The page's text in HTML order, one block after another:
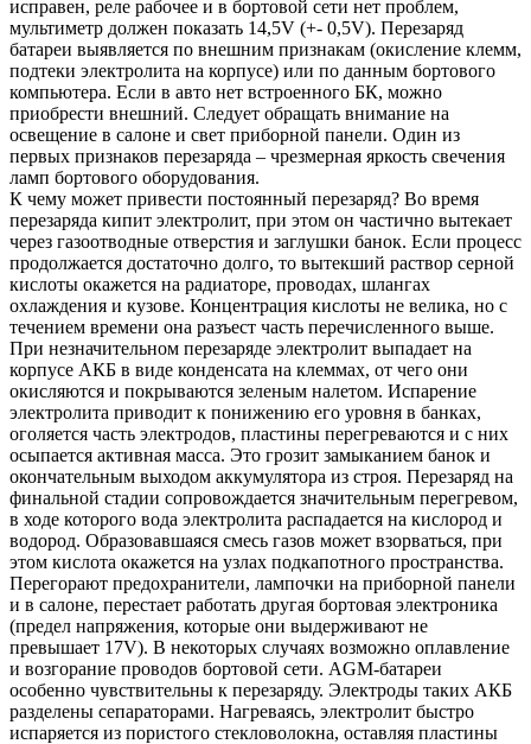
исправен, реле рабочее и в бортовой сети нет проблем,
мультиметр должен показать 14,5V (+- 0,5V). Перезаряд
батареи выявляется по внешним признакам (окисление клемм,
подтеки электролита на корпусе) или по данным бортового
компьютера. Если в авто нет встроенного БК, можно
приобрести внешний. Следует обращать внимание на
освещение в салоне и свет приборной панели. Один из
первых признаков перезаряда – чрезмерная яркость свечения
ламп бортового оборудования.
К чему может привести постоянный перезаряд? Во время
перезаряда кипит электролит, при этом он частично вытекает
через газоотводные отверстия и заглушки банок. Если процесс
продолжается достаточно долго, то вытекший раствор серной
кислоты окажется на радиаторе, проводах, шлангах
охлаждения и кузове. Концентрация кислоты не велика, но с
течением времени она разъест часть перечисленного выше.
При незначительном перезаряде электролит выпадает на
корпусе АКБ в виде конденсата на клеммах, от чего они
окисляются и покрываются зеленым налетом. Испарение
электролита приводит к понижению его уровня в банках,
оголяется часть электродов, пластины перегреваются и с них
осыпается активная масса. Это грозит замыканием банок и
окончательным выходом аккумулятора из строя. Перезаряд на
финальной стадии сопровождается значительным перегревом,
в ходе которого вода электролита распадается на кислород и
водород. Образовавшаяся смесь газов может взорваться, при
этом кислота окажется на узлах подкапотного пространства.
Перегорают предохранители, лампочки на приборной панели
и в салоне, перестает работать другая бортовая электроника
(предел напряжения, которые они выдерживают не
превышает 17V). В некоторых случаях возможно оплавление
и возгорание проводов бортовой сети. AGM-батареи
особенно чувствительны к перезаряду. Электроды таких АКБ
разделены сепараторами. Нагреваясь, электролит быстро
испаряется из пористого стекловолокна, оставляя пластины